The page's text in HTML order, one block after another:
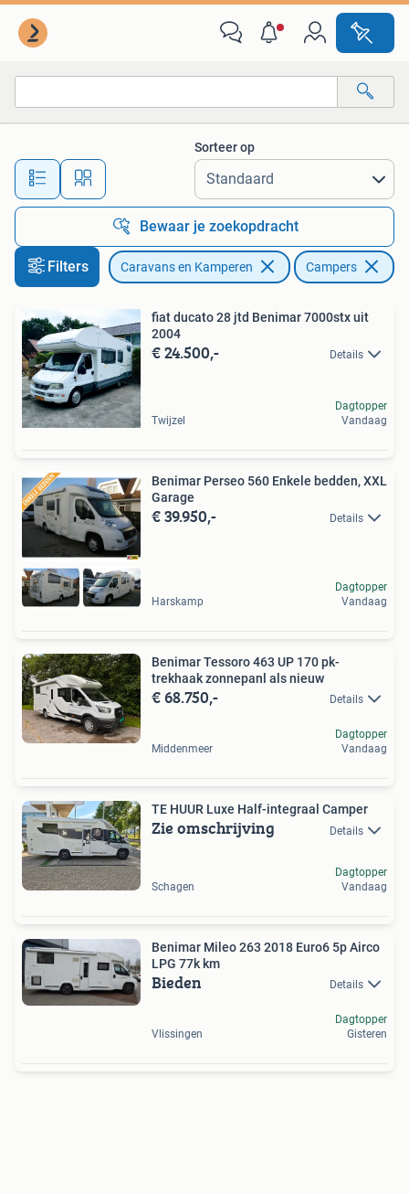
Alle afstanden…
Sorteer op
Bewaar je zoekopdracht
Filters Caravans en Kamperen Campers
fiat ducato 28 jtd Benimar 7000stx uit
2004
€ 24.500,- Details
Twijzel
Dagtopper
Vandaag
Benimar Perseo 560 Enkele bedden, XXL
Garage
€ 39.950,- Details
Harskamp
Dagtopper
Vandaag
Benimar Tessoro 463 UP 170 pk-
trekhaak zonnepanl als nieuw
€ 68.750,- Details
Middenmeer
Dagtopper
Vandaag
TE HUUR Luxe Half-integraal Camper
Zie omschrijving Details
Schagen
Dagtopper
Vandaag
Benimar Mileo 263 2018 Euro6 5p Airco
LPG 77k km
Bieden Details
Vlissingen
Dagtopper
Gisteren